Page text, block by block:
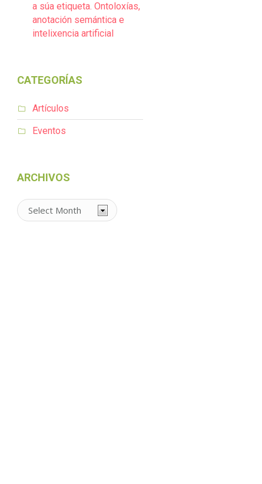
a súa etiqueta. Ontoloxías,
anotación semántica e
intelixencia artificial
CATEGORÍAS
Artículos
Eventos
ARCHIVOS
Archivos